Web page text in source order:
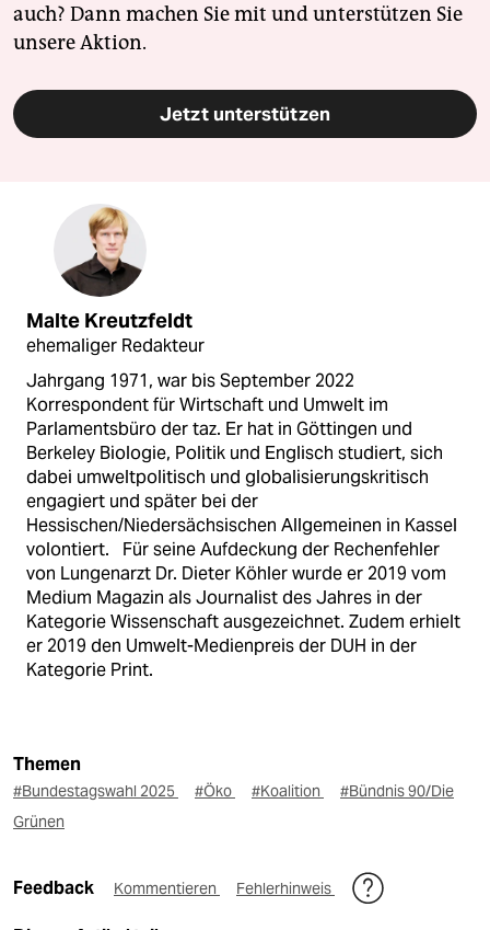
auch? Dann machen Sie mit und unterstützen Sie
unsere Aktion.
Jetzt unterstützen
Malte Kreutzfeldt
ehemaliger Redakteur
Jahrgang 1971, war bis September 2022
Korrespondent für Wirtschaft und Umwelt im
Parlamentsbüro der taz. Er hat in Göttingen und
Berkeley Biologie, Politik und Englisch studiert, sich
dabei umweltpolitisch und globalisierungskritisch
engagiert und später bei der
Hessischen/Niedersächsischen Allgemeinen in Kassel
volontiert. Für seine Aufdeckung der Rechenfehler
von Lungenarzt Dr. Dieter Köhler wurde er 2019 vom
Medium Magazin als Journalist des Jahres in der
Kategorie Wissenschaft ausgezeichnet. Zudem erhielt
er 2019 den Umwelt-Medienpreis der DUH in der
Kategorie Print.
Themen
#Bundestagswahl 2025 #Öko #Koalition
#Bündnis 90/Die
Grünen
Feedback Kommentieren Fehlerhinweis